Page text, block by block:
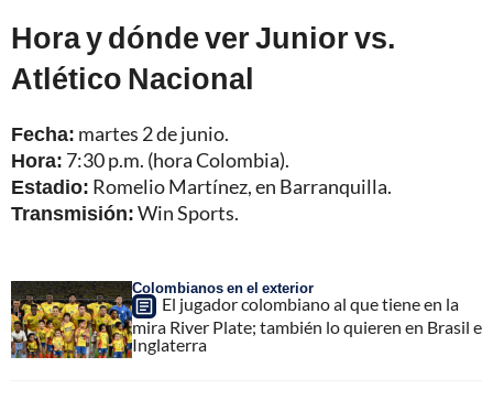
Hora y dónde ver Junior vs.
Atlético Nacional
Fecha: martes 2 de junio.
Hora: 7:30 p.m. (hora Colombia).
Estadio: Romelio Martínez, en Barranquilla.
Transmisión:Win Sports.
Colombianos en el exterior
El jugador colombiano al que tiene en la
mira River Plate; también lo quieren en Brasil e
Inglaterra